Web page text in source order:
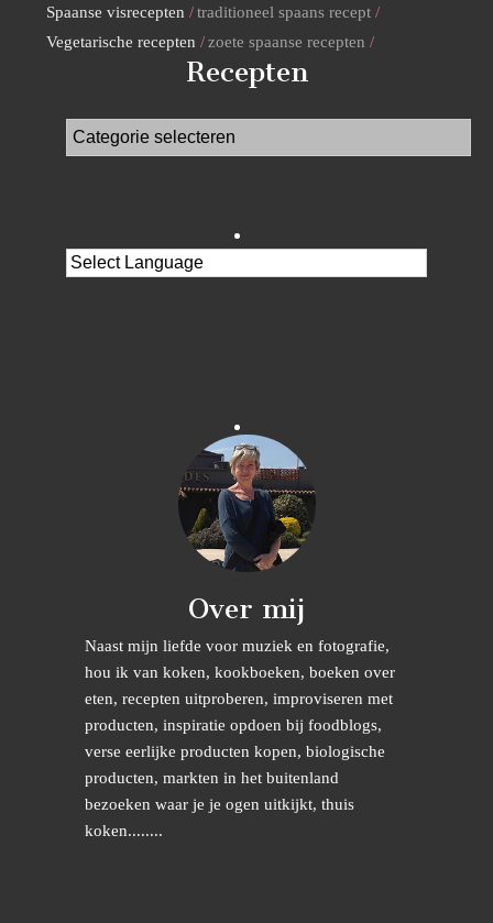
Spaanse visrecepten
traditioneel spaans recept
Vegetarische recepten
zoete spaanse recepten
Recepten
Over mij
Naast mijn liefde voor muziek en fotografie,
hou ik van koken, kookboeken, boeken over
eten, recepten uitproberen, improviseren met
producten, inspiratie opdoen bij foodblogs,
verse eerlijke producten kopen, biologische
producten, markten in het buitenland
bezoeken waar je je ogen uitkijkt, thuis
koken........